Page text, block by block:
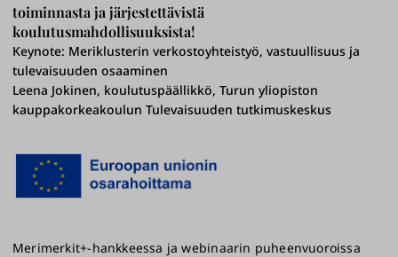
toiminnasta ja järjestettävistä
koulutusmahdollisuuksista!
Keynote: Meriklusterin verkostoyhteistyö, vastuullisuus ja
tulevaisuuden osaaminen
Leena Jokinen, koulutuspäällikkö, Turun yliopiston
kauppakorkeakoulun Tulevaisuuden tutkimuskeskus
Merimerkit+-hankkeessa ja webinaarin puheenvuoroissa